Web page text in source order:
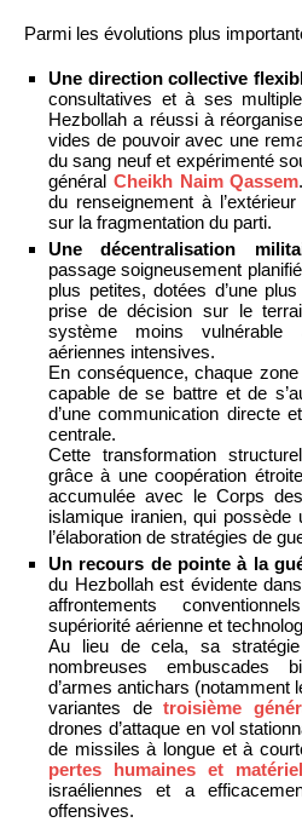
Parmi les évolutions plus
Une direction collective
consultatives et à ses
Hezbollah a réussi à
vides de pouvoir avec une
du sang neuf et expérimenté
général Cheikh Naim Qassem
du renseignement à
sur la fragmentation du parti.
Une décentralisation
passage soigneusement
plus petites, dotées d’une
prise de décision sur le
système moins
aériennes intensives.
En conséquence, chaque
capable de se battre et de
d’une communication directe
centrale.
Cette transformation
grâce à une coopération
accumulée avec le Corps
islamique iranien, qui
l’élaboration de stratégies de
Un recours de pointe à la
du Hezbollah est évidente
affrontements
supériorité aérienne et
Au lieu de cela, sa
nombreuses embuscades
d’armes antichars (notamment
variantes de troisième
drones d’attaque en vol
de missiles à longue et à
pertes humaines et
israéliennes et a
offensives.